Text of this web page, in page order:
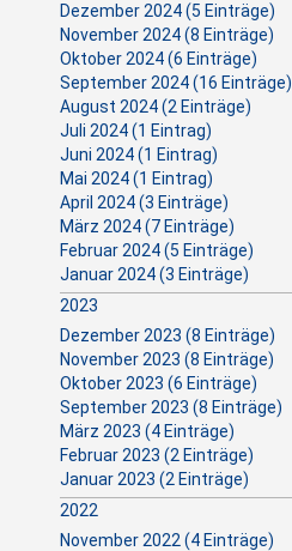
Dezember 2024 (5 Einträge)
November 2024 (8 Einträge)
Oktober 2024 (6 Einträge)
September 2024 (16 Einträge)
August 2024 (2 Einträge)
Juli 2024 (1 Eintrag)
Juni 2024 (1 Eintrag)
Mai 2024 (1 Eintrag)
April 2024 (3 Einträge)
März 2024 (7 Einträge)
Februar 2024 (5 Einträge)
Januar 2024 (3 Einträge)
2023
Dezember 2023 (8 Einträge)
November 2023 (8 Einträge)
Oktober 2023 (6 Einträge)
September 2023 (8 Einträge)
März 2023 (4 Einträge)
Februar 2023 (2 Einträge)
Januar 2023 (2 Einträge)
2022
November 2022 (4 Einträge)